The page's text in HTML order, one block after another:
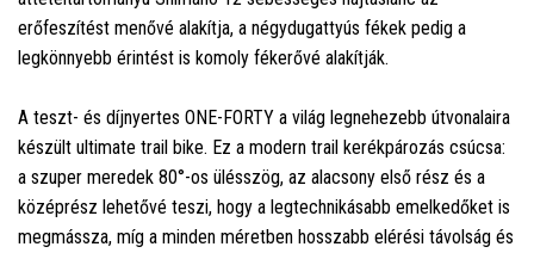
erőfeszítést menővé alakítja, a négydugattyús fékek pedig a
legkönnyebb érintést is komoly fékerővé alakítják.
A teszt- és díjnyertes ONE-FORTY a világ legnehezebb útvonalaira
készült ultimate trail bike. Ez a modern trail kerékpározás csúcsa:
a szuper meredek 80°-os ülésszög, az alacsony első rész és a
középrész lehetővé teszi, hogy a legtechnikásabb emelkedőket is
megmássza, míg a minden méretben hosszabb elérési távolság és